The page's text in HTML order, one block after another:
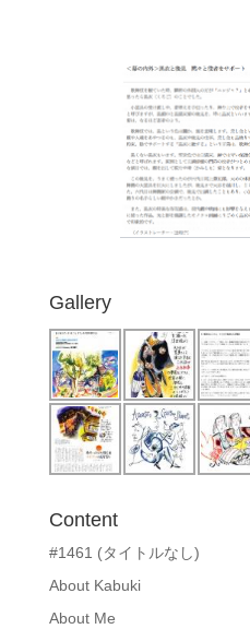
Gallery
Content
#1461 (タイトルなし)
About Kabuki
About Me